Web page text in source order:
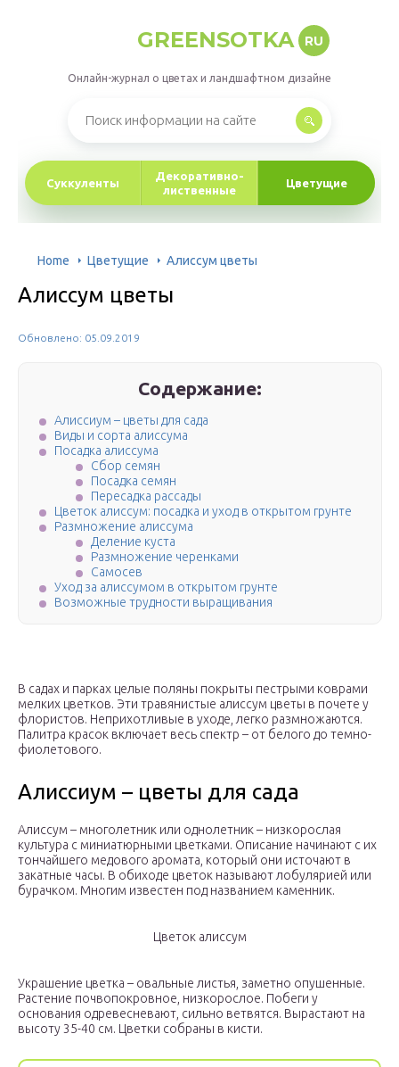
GREENSOTKA RU
Онлайн-журнал о цветах и ландшафтном дизайне
Суккуленты
Декоративно-
лиственные
Цветущие
Home Цветущие Алиссум цветы
Алиссум цветы
Обновлено: 05.09.2019
Содержание:
Алиссиум – цветы для сада
Виды и сорта алиссума
Посадка алиссума
Сбор семян
Посадка семян
Пересадка рассады
Цветок алиссум: посадка и уход в открытом грунте
Размножение алиссума
Деление куста
Размножение черенками
Самосев
Уход за алиссумом в открытом грунте
Возможные трудности выращивания
В садах и парках целые поляны покрыты пестрыми коврами
мелких цветков. Эти травянистые алиссум цветы в почете у
флористов. Неприхотливые в уходе, легко размножаются.
Палитра красок включает весь спектр – от белого до темно-
фиолетового.
Алиссиум – цветы для сада
Алиссум – многолетник или однолетник – низкорослая
культура с миниатюрными цветками. Описание начинают с их
тончайшего медового аромата, который они источают в
закатные часы. В обиходе цветок называют лобулярией или
бурачком. Многим известен под названием каменник.
Цветок алиссум
Украшение цветка – овальные листья, заметно опушенные.
Растение почвопокровное, низкорослое. Побеги у
основания одревесневают, сильно ветвятся. Вырастают на
высоту 35-40 см. Цветки собраны в кисти.